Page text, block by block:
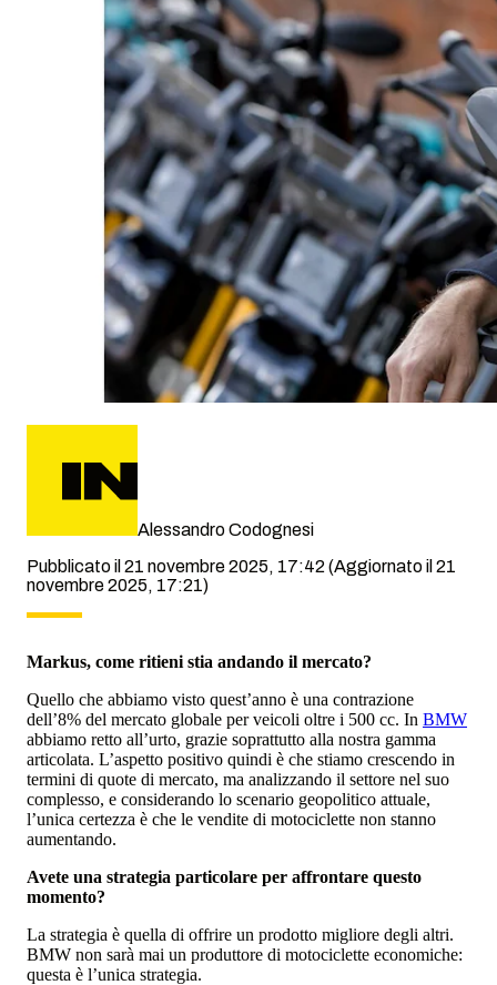
Alessandro Codognesi
Pubblicato il 21 novembre 2025, 17:42 (Aggiornato il 21
novembre 2025, 17:21)
Markus, come ritieni stia andando il mercato?
Quello che abbiamo visto quest’anno è una contrazione
dell’8% del mercato globale per veicoli oltre i 500 cc. In BMW
abbiamo retto all’urto, grazie soprattutto alla nostra gamma
articolata. L’aspetto positivo quindi è che stiamo crescendo in
termini di quote di mercato, ma analizzando il settore nel suo
complesso, e considerando lo scenario geopolitico attuale,
l’unica certezza è che le vendite di motociclette non stanno
aumentando.
Avete una strategia particolare per affrontare questo
momento?
La strategia è quella di offrire un prodotto migliore degli altri.
BMW non sarà mai un produttore di motociclette economiche:
questa è l’unica strategia.